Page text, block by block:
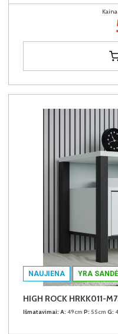
NAUJIENA YRA
HIGH ROCK HRKK011-
Išmatavimai: A: 49cm P: 55cm G: